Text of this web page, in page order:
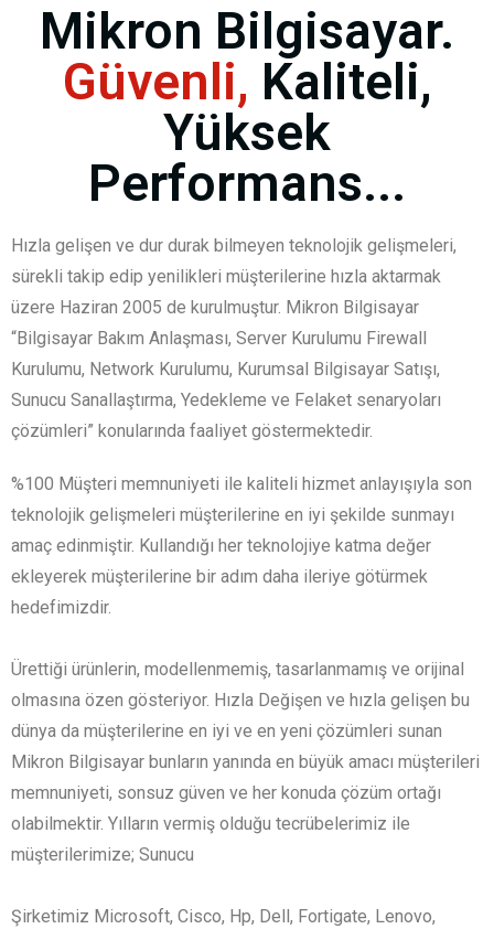
Mikron Bilgisayar.
Güvenli, Kaliteli,
Yüksek
Performans...
Hızla gelişen ve dur durak bilmeyen teknolojik gelişmeleri,
sürekli takip edip yenilikleri müşterilerine hızla aktarmak
üzere Haziran 2005 de kurulmuştur. Mikron Bilgisayar
“Bilgisayar Bakım Anlaşması, Server Kurulumu Firewall
Kurulumu, Network Kurulumu, Kurumsal Bilgisayar Satışı,
Sunucu Sanallaştırma, Yedekleme ve Felaket senaryoları
çözümleri” konularında faaliyet göstermektedir.
%100 Müşteri memnuniyeti ile kaliteli hizmet anlayışıyla son
teknolojik gelişmeleri müşterilerine en iyi şekilde sunmayı
amaç edinmiştir. Kullandığı her teknolojiye katma değer
ekleyerek müşterilerine bir adım daha ileriye götürmek
hedefimizdir.
Ürettiği ürünlerin, modellenmemiş, tasarlanmamış ve orijinal
olmasına özen gösteriyor. Hızla Değişen ve hızla gelişen bu
dünya da müşterilerine en iyi ve en yeni çözümleri sunan
Mikron Bilgisayar bunların yanında en büyük amacı müşterileri
memnuniyeti, sonsuz güven ve her konuda çözüm ortağı
olabilmektir. Yılların vermiş olduğu tecrübelerimiz ile
müşterilerimize; Sunucu
Şirketimiz Microsoft, Cisco, Hp, Dell, Fortigate, Lenovo,